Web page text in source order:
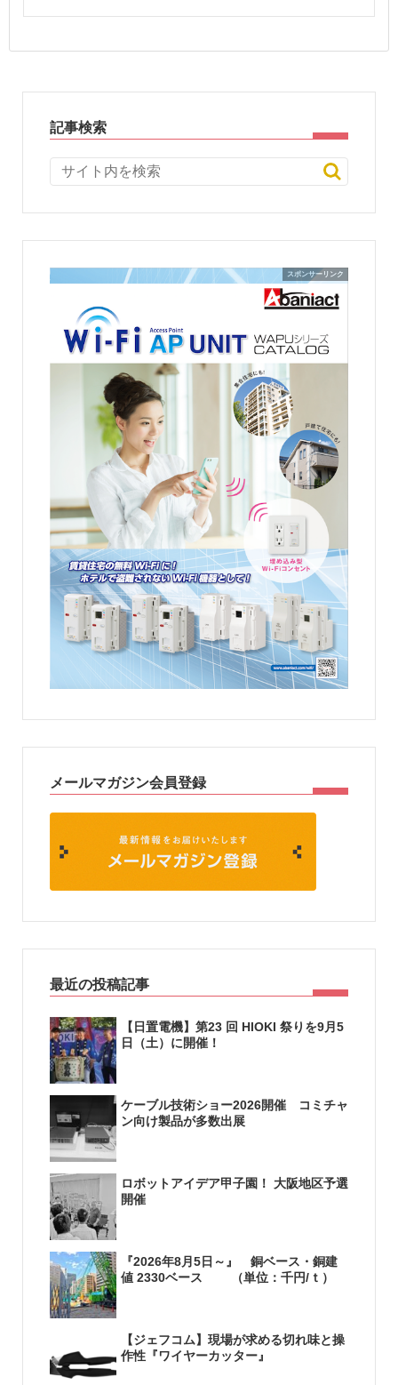
記事検索
メールマガジン会員登録
最近の投稿記事
【日置電機】第23 回 HIOKI 祭りを9月5
日（土）に開催！
ケーブル技術ショー2026開催 コミチャ
ン向け製品が多数出展
ロボットアイデア甲子園！ 大阪地区予選
開催
『2026年8月5日～』 銅ベース・銅建
値 2330ベース （単位：千円/ｔ）
【ジェフコム】現場が求める切れ味と操
作性『ワイヤーカッター』